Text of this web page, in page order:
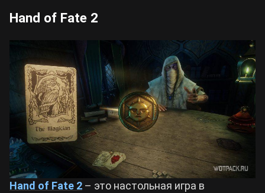
Hand of Fate 2
Hand of Fate 2 – это настольная игра в